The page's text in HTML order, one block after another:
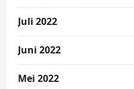
Juli 2022
Juni 2022
Mei 2022